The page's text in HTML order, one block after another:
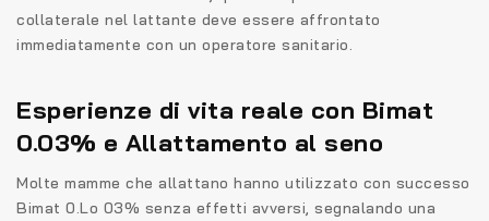
collaterale nel lattante deve essere affrontato
immediatamente con un operatore sanitario.
Esperienze di vita reale con Bimat
0.03% e Allattamento al seno
Molte mamme che allattano hanno utilizzato con successo
Bimat 0.Lo 03% senza effetti avversi, segnalando una